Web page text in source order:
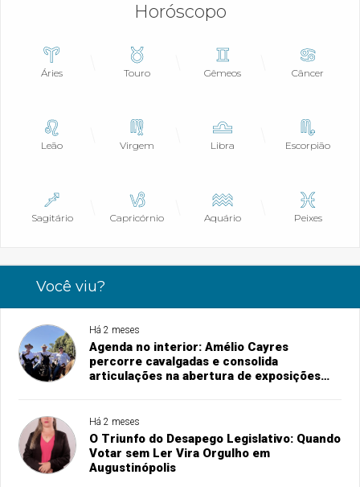
Horóscopo
Áries Touro Gêmeos Câncer
Leão Virgem Libra Escorpião
Sagitário Capricórnio Aquário Peixes
Você viu?
Há 2 meses
Agenda no interior: Amélio Cayres
percorre cavalgadas e consolida
articulações na abertura de exposições
Há 2 meses
O Triunfo do Desapego Legislativo: Quando
Votar sem Ler Vira Orgulho em
Augustinópolis